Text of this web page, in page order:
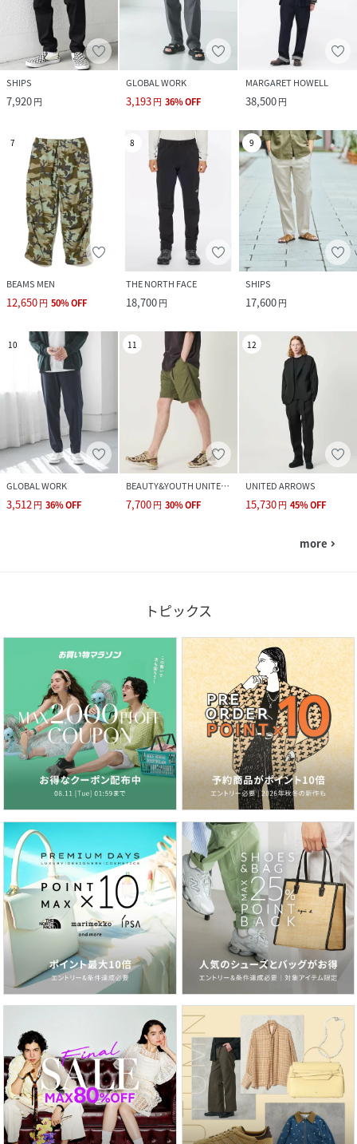
SHIPS
7,920円
GLOBAL WORK
3,193円 36%OFF
MARGARET HOWELL
38,500円
7
BEAMS MEN
12,650円 50%OFF
8
THE NORTH FACE
18,700円
9
SHIPS
17,600円
10
GLOBAL WORK
3,512円 36%OFF
11
BEAUTY&YOUTH UNITED ARROWS
7,700円 30%OFF
12
UNITED ARROWS
15,730円 45%OFF
more navigate_next
トピックス